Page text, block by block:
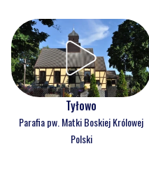
Tyłowo
Parafia pw. Matki Boskiej Królowej
Polski